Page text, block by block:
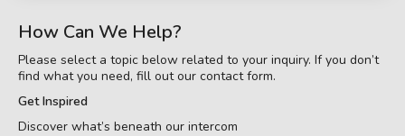
How Can We Help?
Please select a topic below related to your inquiry. If you don’t
find what you need, fill out our contact form.
Get Inspired
Discover what’s beneath our intercom